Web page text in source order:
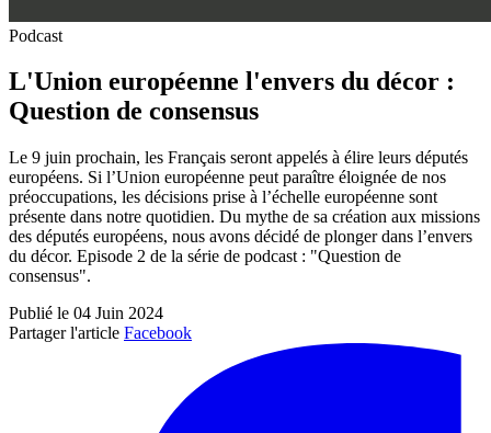
Podcast
L'Union européenne l'envers du décor :
Question de consensus
Le 9 juin prochain, les Français seront appelés à élire leurs députés
européens. Si l’Union européenne peut paraître éloignée de nos
préoccupations, les décisions prise à l’échelle européenne sont
présente dans notre quotidien. Du mythe de sa création aux missions
des députés européens, nous avons décidé de plonger dans l’envers
du décor. Episode 2 de la série de podcast : "Question de
consensus".
Publié le 04 Juin 2024
Partager l'article Facebook